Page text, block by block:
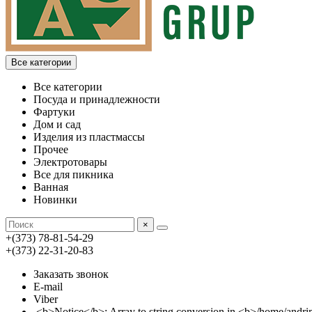
Все категории
Все категории
Посуда и принадлежности
Фартуки
Дом и сад
Изделия из пластмассы
Прочее
Электротовары
Все для пикника
Ванная
Новинки
×
+(373) 78-81-54-29
+(373) 22-31-20-83
Заказать звонок
E-mail
Viber